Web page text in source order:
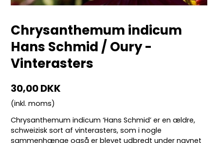
Chrysanthemum indicum
Hans Schmid / Oury -
Vinterasters
30,00 DKK
(inkl. moms)
Chrysanthemum indicum ‘Hans Schmid’ er en ældre,
schweizisk sort af vinterasters, som i nogle
sammenhænge også er blevet udbredt under navnet